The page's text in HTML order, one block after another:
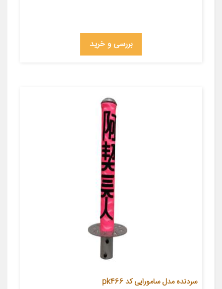
بررسی و خرید
سردنده مدل سامورایی کد pk466